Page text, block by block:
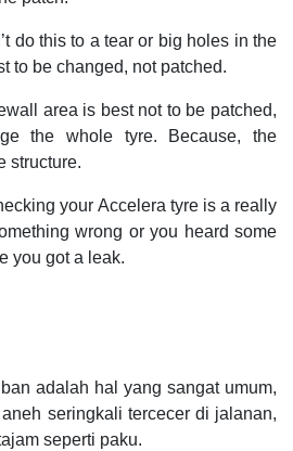
do this to a tear or big holes in the
to be changed, not patched.
area is best not to be patched,
the whole tyre. Because, the
structure.
your Accelera tyre is a really
wrong or you heard some
you got a leak.
adalah hal yang sangat umum,
seringkali tercecer di jalanan,
seperti paku.